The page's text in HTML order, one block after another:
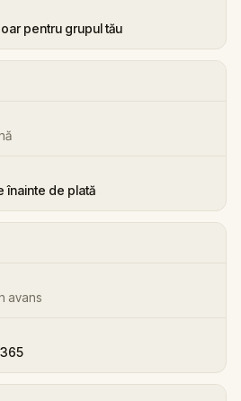
pentru grupul tău
înainte de plată
avans